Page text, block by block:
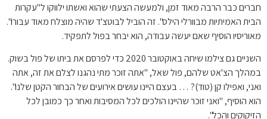
חברים כבר הרבה מאוד זמן, ולמעשה הצעתי שהוא ואשתו ילווקו ל"עקרות
הבית האמיתיות מבוורלי הילס". זה הוביל לבוטצ'ד שהיה מוצלח מאוד עבורו".
מאוריסיו הוסיף שאם יעשה עבודה, הוא יבחר בפול לתפקיד.
השניים גם צילמו שיחה באוקטובר 2020 כדי לפרסם את ביתו של פול בשוק.
במהלך הצ'אט שלהם, פול שאל, "אתה זוכר מתי נהגנו לצלם את זה, אתה
ואני, ואפילו קן (טוד)? … בעצם היינו עושים אירועים של הבחור הקטן שלנו".
הוא הוסיף, "ואני זוכר שהיינו הולכים לכל המסיבות ואחר כך כמובן לכל
הזיקוקים והכל".